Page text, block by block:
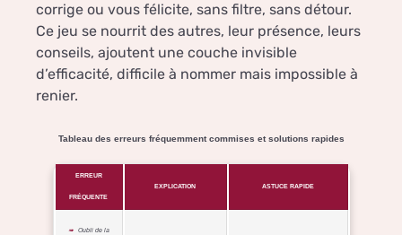
corrige ou vous félicite, sans filtre, sans détour.
Ce jeu se nourrit des autres, leur présence, leurs
conseils, ajoutent une couche invisible
d’efficacité, difficile à nommer mais impossible à
renier.
Tableau des erreurs fréquemment commises et solutions rapides
ERREUR
FRÉQUENTE
EXPLICATION ASTUCE RAPIDE
Oubli de la